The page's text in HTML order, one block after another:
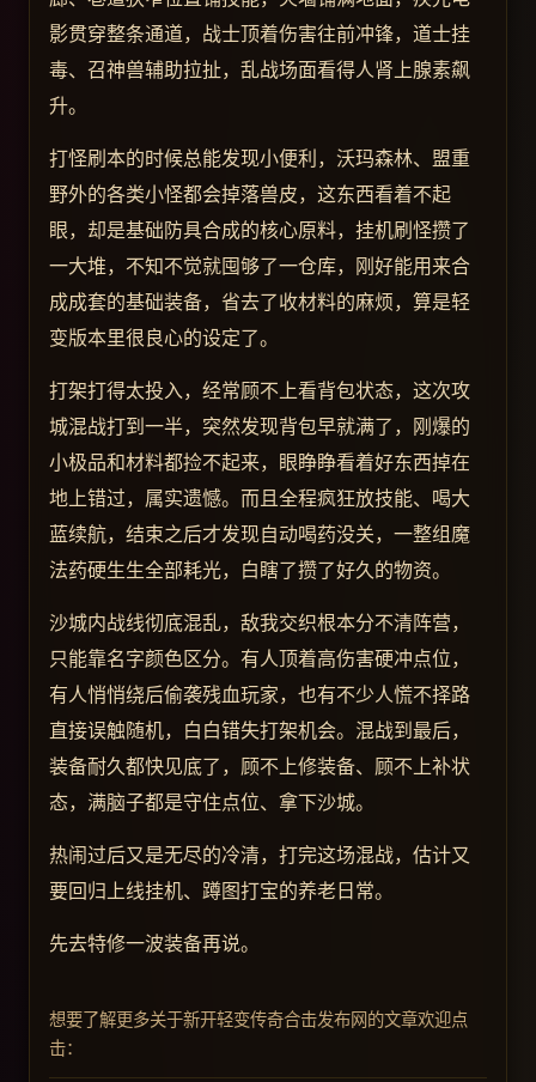
影贯穿整条通道，战士顶着伤害往前冲锋，道士挂
毒、召神兽辅助拉扯，乱战场面看得人肾上腺素飙
升。
打怪刷本的时候总能发现小便利，沃玛森林、盟重
野外的各类小怪都会掉落兽皮，这东西看着不起
眼，却是基础防具合成的核心原料，挂机刷怪攒了
一大堆，不知不觉就囤够了一仓库，刚好能用来合
成成套的基础装备，省去了收材料的麻烦，算是轻
变版本里很良心的设定了。
打架打得太投入，经常顾不上看背包状态，这次攻
城混战打到一半，突然发现背包早就满了，刚爆的
小极品和材料都捡不起来，眼睁睁看着好东西掉在
地上错过，属实遗憾。而且全程疯狂放技能、喝大
蓝续航，结束之后才发现自动喝药没关，一整组魔
法药硬生生全部耗光，白瞎了攒了好久的物资。
沙城内战线彻底混乱，敌我交织根本分不清阵营，
只能靠名字颜色区分。有人顶着高伤害硬冲点位，
有人悄悄绕后偷袭残血玩家，也有不少人慌不择路
直接误触随机，白白错失打架机会。混战到最后，
装备耐久都快见底了，顾不上修装备、顾不上补状
态，满脑子都是守住点位、拿下沙城。
热闹过后又是无尽的冷清，打完这场混战，估计又
要回归上线挂机、蹲图打宝的养老日常。
先去特修一波装备再说。
想要了解更多关于新开轻变传奇合击发布网的文章欢迎点
击：